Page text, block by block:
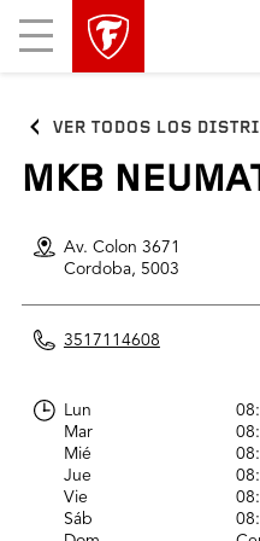
Mobile
Menu
VER TODOS LOS
MKB
Av. Colon 3671
Cordoba, 5003
3517114608
Lun
Mar
Mié
Jue
Vie
Sáb